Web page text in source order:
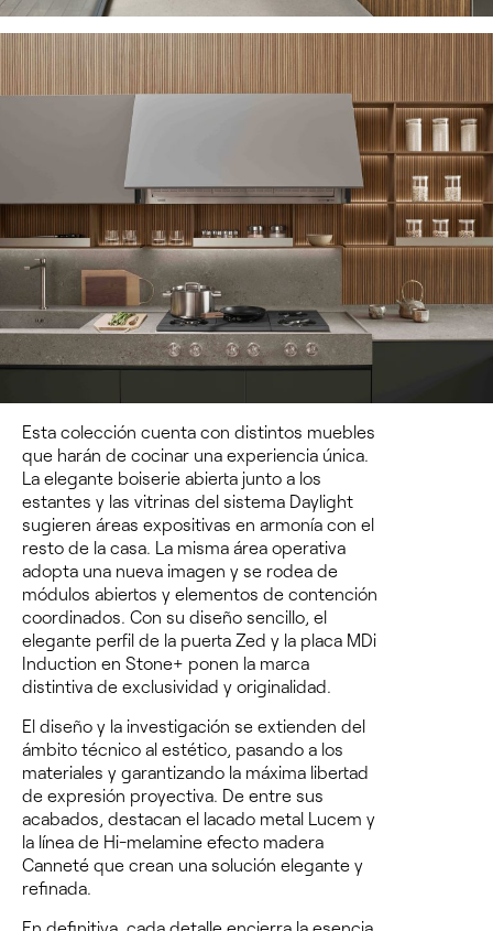
Esta colección cuenta con distintos muebles
que harán de cocinar una experiencia única.
La elegante boiserie abierta junto a los
estantes y las vitrinas del sistema Daylight
sugieren áreas expositivas en armonía con el
resto de la casa. La misma área operativa
adopta una nueva imagen y se rodea de
módulos abiertos y elementos de contención
coordinados. Con su diseño sencillo, el
elegante perfil de la puerta Zed y la placa MDi
Induction en Stone+ ponen la marca
distintiva de exclusividad y originalidad.
El diseño y la investigación se extienden del
ámbito técnico al estético, pasando a los
materiales y garantizando la máxima libertad
de expresión proyectiva. De entre sus
acabados, destacan el lacado metal Lucem y
la línea de Hi-melamine efecto madera
Canneté que crean una solución elegante y
refinada.